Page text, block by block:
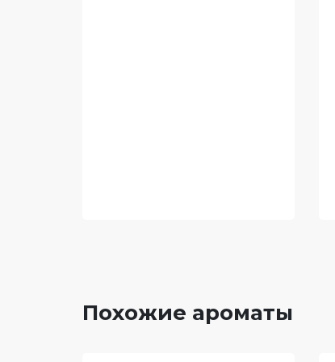
Похожие ароматы